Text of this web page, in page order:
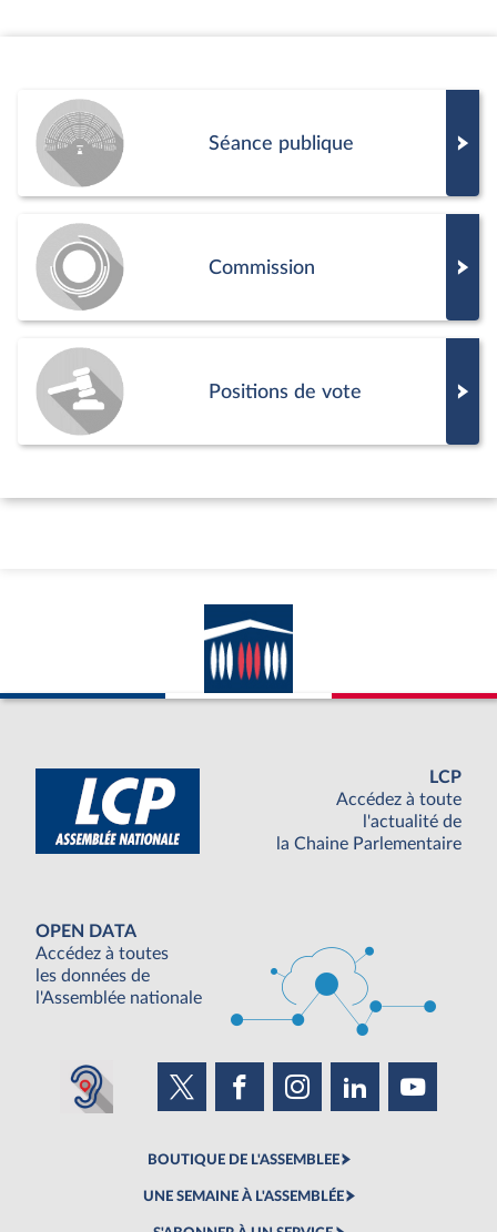
Séance publique
Commission
Positions de vote
LCP
Accédez à toute
l'actualité de
la Chaine Parlementaire
OPEN DATA
Accédez à toutes
les données de
l'Assemblée nationale
BOUTIQUE DE L'ASSEMBLEE
UNE SEMAINE À L'ASSEMBLÉE